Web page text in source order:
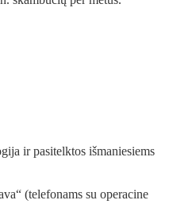
ir pasitelktos išmaniesiems
(telefonams su operacine